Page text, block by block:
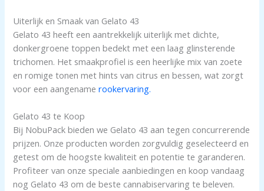
Uiterlijk en Smaak van Gelato 43
Gelato 43 heeft een aantrekkelijk uiterlijk met dichte,
donkergroene toppen bedekt met een laag glinsterende
trichomen. Het smaakprofiel is een heerlijke mix van zoete
en romige tonen met hints van citrus en bessen, wat zorgt
voor een aangenamerookervaring.
Gelato 43 te Koop
Bij NobuPack bieden we Gelato 43 aan tegen concurrerende
prijzen. Onze producten worden zorgvuldig geselecteerd en
getest om de hoogste kwaliteit en potentie te garanderen.
Profiteer van onze speciale aanbiedingen en koop vandaag
nog Gelato 43 om de beste cannabiservaring te beleven.